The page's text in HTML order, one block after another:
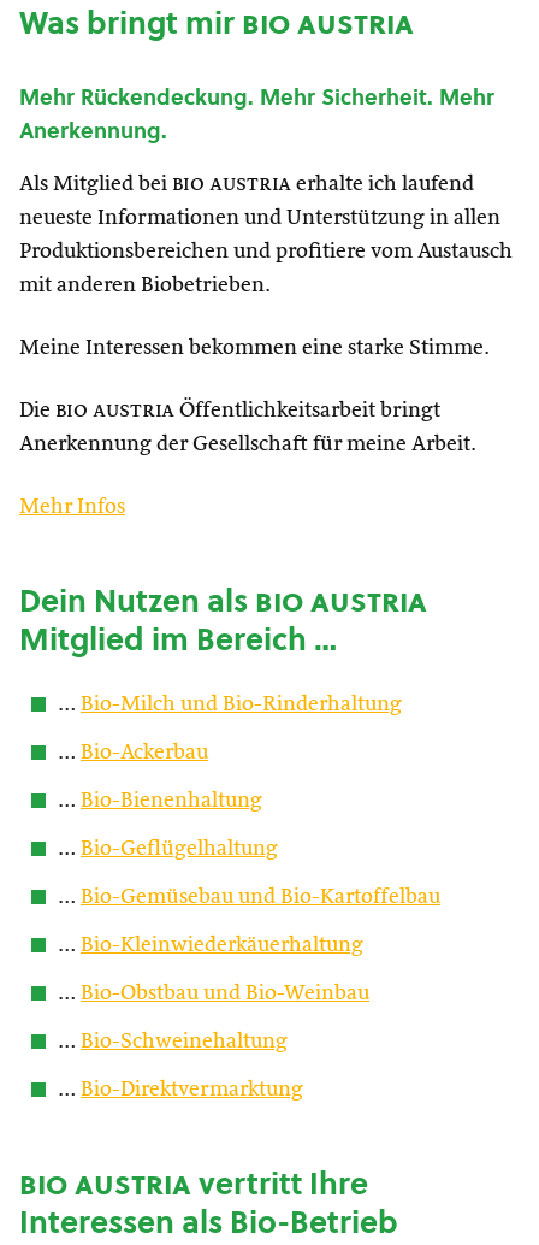
Was bringt mirbio austria
Mehr Rückendeckung. Mehr Sicherheit. Mehr
Anerkennung.
Als Mitglied bei bio austria erhalte ich laufend
neueste Informationen und Unterstützung in allen
Produktionsbereichen und profitiere vom Austausch
mit anderen Biobetrieben.
Meine Interessen bekommen eine starke Stimme.
Die bio austria Öffentlichkeitsarbeit bringt
Anerkennung der Gesellschaft für meine Arbeit.
Mehr Infos
Dein Nutzen alsbio austria
Mitglied im Bereich …
… Bio-Milch und Bio-Rinderhaltung
… Bio-Ackerbau
… Bio-Bienenhaltung
… Bio-Geflügelhaltung
… Bio-Gemüsebau und Bio-Kartoffelbau
… Bio-Kleinwiederkäuerhaltung
… Bio-Obstbau und Bio-Weinbau
… Bio-Schweinehaltung
… Bio-Direktvermarktung
bio austriavertritt Ihre
Interessen als Bio-Betrieb